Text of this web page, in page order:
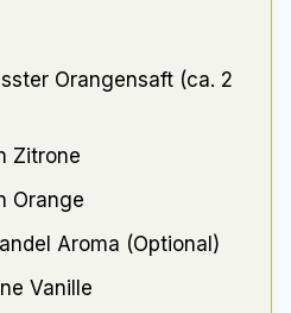
Orangensaft (ca. 2
Zitrone
Orange
Aroma (Optional)
Vanille